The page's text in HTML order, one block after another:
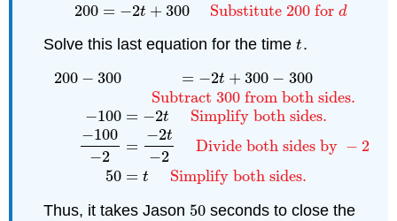
200 = −2t + 300 Substitute 200 ford
Solve this last equation for the timet
t.
200 − 300
−100
−100
−2
50
= −2t + 300 − 300
Subtract 300from both sides.
= −2t
Simplify both sides.
=
−2t
−2
Divide both sides by − 2
= t Simplify both sides.
300= 300 −300Subtract 300from both
Thus, it takes Jason 50
50 seconds to close the